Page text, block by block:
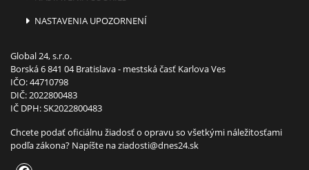
NASTAVENIA UPOZORNENÍ
Global 24, s.r.o.
Borská 6 841 04 Bratislava - mestská časť Karlova Ves
IČO: 44710798
DIČ: 2022800483
IČ DPH: SK2022800483
Chcete podať oficiálnu žiadosť o opravu so všetkými náležitosťami
podľa zákona? Napíšte naziadosti@dnes24.sk